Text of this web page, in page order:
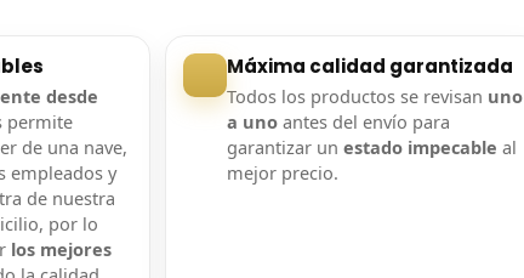
desde
permite
de una nave,
empleados y
de nuestra
por lo
los mejores
Máxima calidad garantizada
Todos los productos se revisan uno
a unoantes del envío para
garantizar un estado impecable al
mejor precio.